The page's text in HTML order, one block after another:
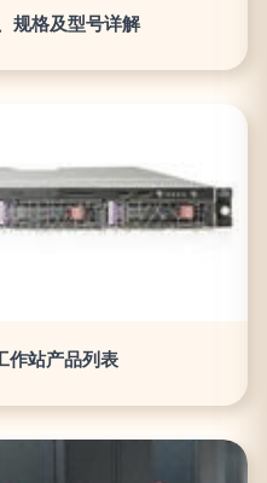
规格及型号详解
作站产品列表